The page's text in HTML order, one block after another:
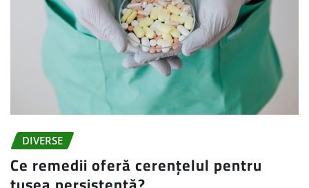
DIVERSE
Ce remedii oferă cerențelul pentru